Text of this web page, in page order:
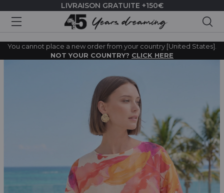
LIVRAISON GRATUITE +150€
You cannot place a new order from your country [United States].
NOT YOUR COUNTRY? CLICK HERE